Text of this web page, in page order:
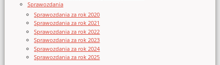
Sprawozdania
Sprawozdania za rok 2020
Sprawozdania za rok 2021
Sprawozdania za rok 2022
Sprawozdania za rok 2023
Sprawozdania za rok 2024
Sprawozdania za rok 2025